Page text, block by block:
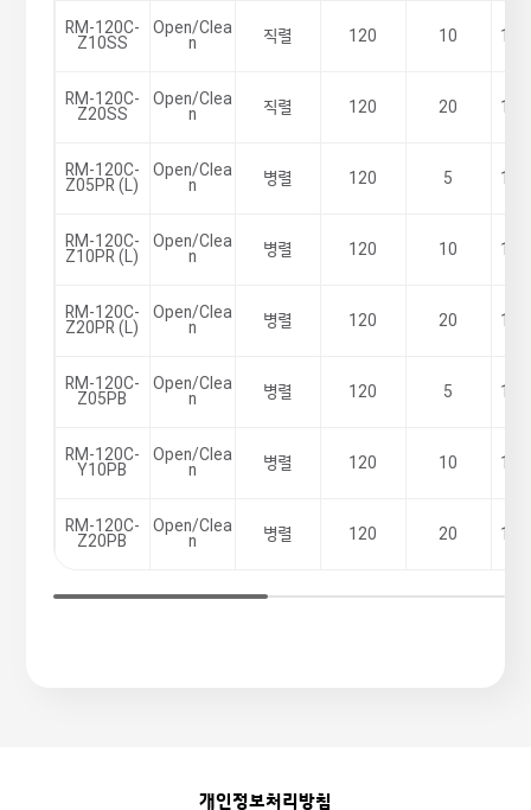
RM-120C-
Z10SS
Open/Clea
n
직렬 120 10
RM-120C-
Z20SS
Open/Clea
n
직렬 120 20
RM-120C-
Z05PR (L)
Open/Clea
n
병렬 120 5
RM-120C-
Z10PR (L)
Open/Clea
n
병렬 120 10
RM-120C-
Z20PR (L)
Open/Clea
n
병렬 120 20
RM-120C-
Z05PB
Open/Clea
n
병렬 120 5
RM-120C-
Y10PB
Open/Clea
n
병렬 120 10
RM-120C-
Z20PB
Open/Clea
n
병렬 120 20
개인정보처리방침